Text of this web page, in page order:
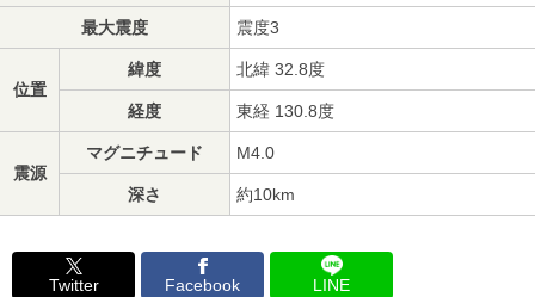
最大震度 震度3
位置
緯度 北緯 32.8度
経度 東経 130.8度
震源
マグニチュード M4.0
深さ 約10km
Twitter Facebook LINE